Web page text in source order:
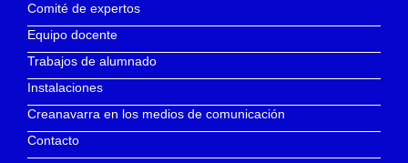
Comité de expertos
Equipo docente
Trabajos de alumnado
Instalaciones
Creanavarra en los medios de comunicación
Contacto